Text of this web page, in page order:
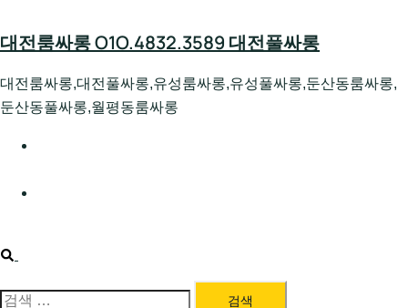
to
대전룸싸롱 O1O.4832.3589 대전풀싸롱
대전룸싸롱,대전풀싸롱,유성룸싸롱,유성풀싸롱,둔산동룸싸롱,
둔산동풀싸롱,월평동룸싸롱
Search
검